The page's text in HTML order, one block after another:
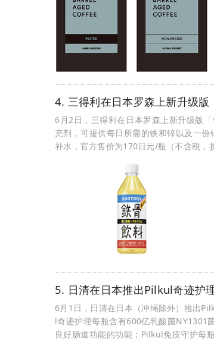
4. 三得利在日本罗森上新升级版
6月2日，三得利在日本罗森上新升级版
充剂，可提供每日所需的铁和锌以及一
补水，官方售价为170日元/瓶（不含税，
5. 日清在日本推出Pilkul奇迹护
6月1日，日清在日本（冲绳除外）推出
l奇迹护理每瓶含有600亿乳酸菌NY1301
良好肠道功能的功能；Pilkul免疫守护每